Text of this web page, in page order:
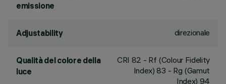
emissione
Adjustability direzionale
Qualità del colore della
luce
CRI 82 - Rf (Colour Fidelity
Index) 83 - Rg (Gamut
Index) 94